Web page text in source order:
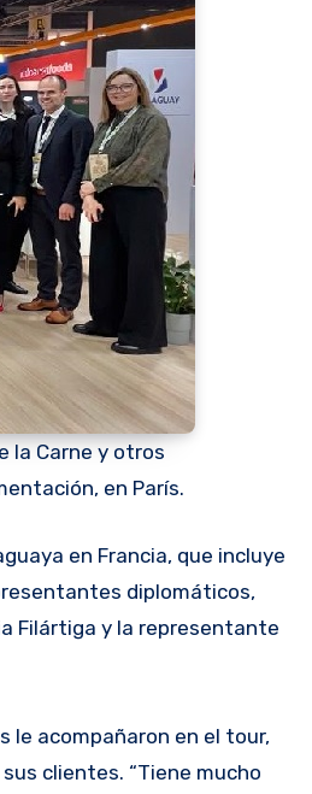
la Carne y otros
en París.
en Francia, que incluye
diplomáticos,
Filártiga y la representante
le acompañaron en el tour,
clientes. “Tiene mucho